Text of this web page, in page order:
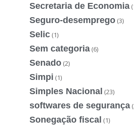
Secretaria de Economia
Seguro-desemprego (3)
Selic (1)
Sem categoria (6)
Senado (2)
Simpi (1)
Simples Nacional (23)
softwares de segurança
Sonegação fiscal (1)